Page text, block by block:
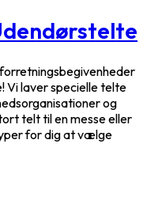
Vi laver specielle telte
og
telt til en messe eller
for dig at vælge